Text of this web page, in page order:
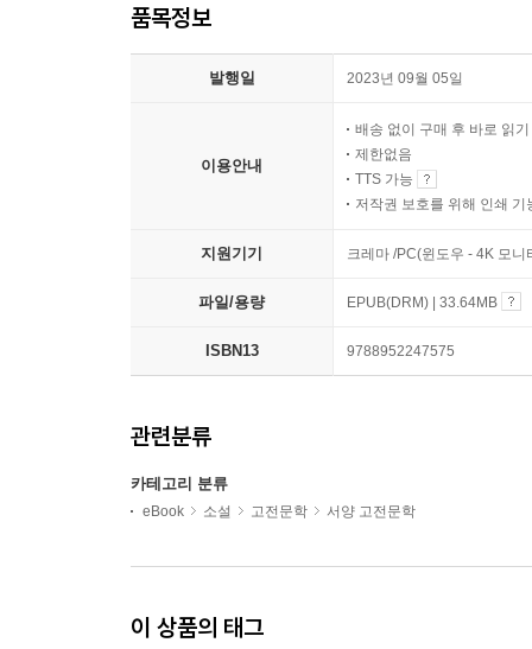
품목정보
발행일 2023년 09월 05일
이용안내
배송 없이 구매 후 바로 읽기
제한없음
TTS 가능
저작권 보호를 위해 인쇄 기
지원기기 크레마 /PC(윈도우 - 4K 모
파일/용량 EPUB(DRM) | 33.64MB
ISBN13 9788952247575
관련분류
카테고리 분류
eBook 소설 고전문학 서양 고전문학
이 상품의 태그